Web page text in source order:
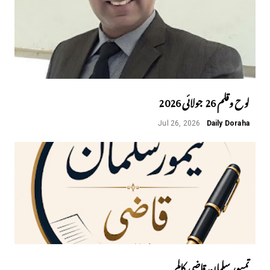
لوح وقلم 26 جولائی 2026
Daily Doraha
Jul 26, 2026